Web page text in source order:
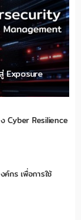
Exposure
Cyber Resilience
กร เพื่อการใช้